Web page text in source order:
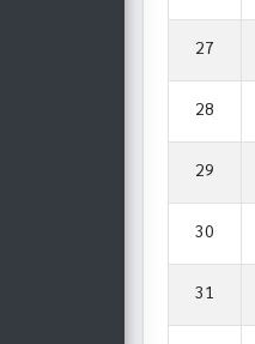
27
28
29
30
31